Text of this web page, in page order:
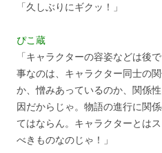
「久しぶりにギクッ！」
ぴこ蔵
「キャラクターの容姿などは
事なのは、キャラクター同士の
か、憎みあっているのか、関係
因だからじゃ。物語の進行に関
てはならん。キャラクターとは
べきものなのじゃ！」